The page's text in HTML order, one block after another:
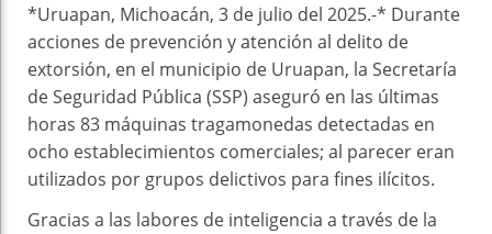
*Uruapan, Michoacán, 3 de julio del 2025.-* Durante
acciones de prevención y atención al delito de
extorsión, en el municipio de Uruapan, la Secretaría
de Seguridad Pública (SSP) aseguró en las últimas
horas 83 máquinas tragamonedas detectadas en
ocho establecimientos comerciales; al parecer eran
utilizados por grupos delictivos para fines ilícitos.
Gracias a las labores de inteligencia a través de la